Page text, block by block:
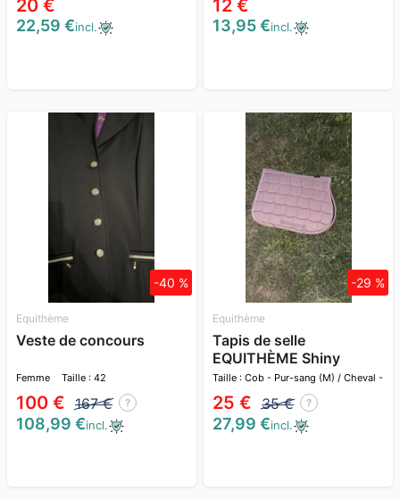
20 €
22,59 €incl.
12 €
13,95 €incl.
Equithème
Veste de concours
Femme Taille : 42
100 € 167 € ?
-40 %
108,99 €incl.
Equithème
Tapis de selle
EQUITHÈME Shiny
Taille : Cob - Pur-sang (M) / Cheval -
Full (L)
25 € 35 € ?
-29 %
27,99 €incl.